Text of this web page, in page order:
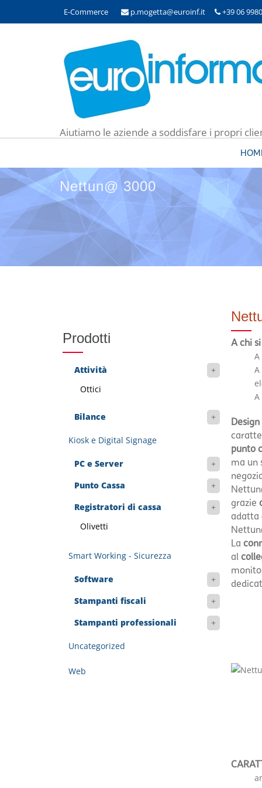
E-Commerce p.mogetta@euroinf.it +39 06
Aiutiamo le aziende a soddisfare i propri
Nettun@ 3000
Prodotti
Attività
Ottici
Bilance
Kiosk e Digital Signage
PC e Server
Punto Cassa
Registratori di cassa
Olivetti
Smart Working - Sicurezza
Software
Stampanti fiscali
Stampanti professionali
Uncategorized
Web
A chi
punto
ma un
grazie
adatta
La
al